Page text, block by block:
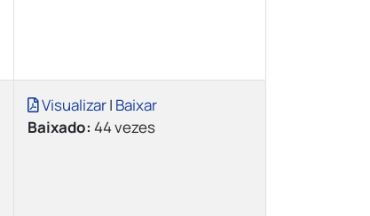
Visualizar| Baixar
Baixado: 44 vezes